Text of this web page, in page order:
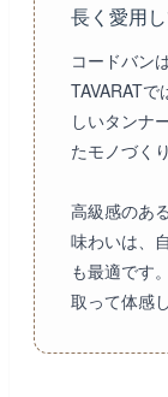
長く愛用
コードバン
TAVARAT
しいタンナ
たモノづく
高級感のあ
味わいは、
も最適です
取って体感